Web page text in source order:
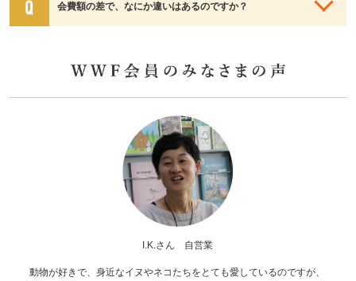
会費額の差で、なにか違いはあるのですか？
I.K.さん 自営業
動物が好きで、身近なイヌやネコたちをとても愛しているのですが、